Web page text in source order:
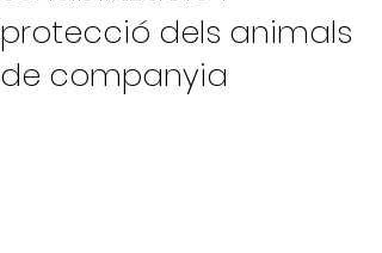
protecció dels animals
de companyia